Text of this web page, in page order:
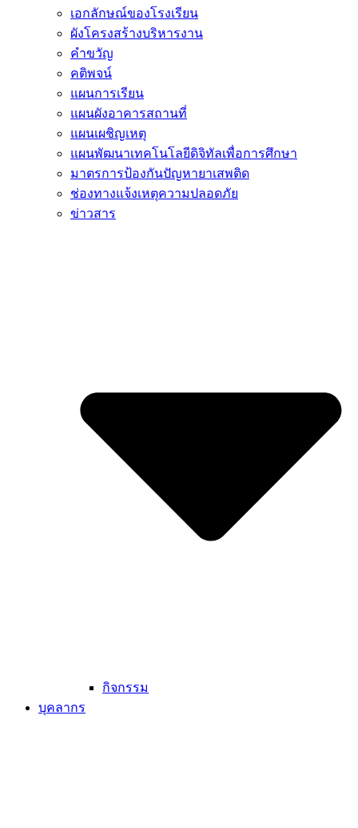
เอกลักษณ์ของโรงเรียน
ผังโครงสร้างบริหารงาน
คำขวัญ
คติพจน์
แผนการเรียน
แผนผังอาคารสถานที่
แผนเผชิญเหตุ
แผนพัฒนาเทคโนโลยีดิจิทัลเพื่อการศึกษา
มาตรการป้องกันปัญหายาเสพติด
ช่องทางแจ้งเหตุความปลอดภัย
ข่าวสาร
กิจกรรม
บุคลากร